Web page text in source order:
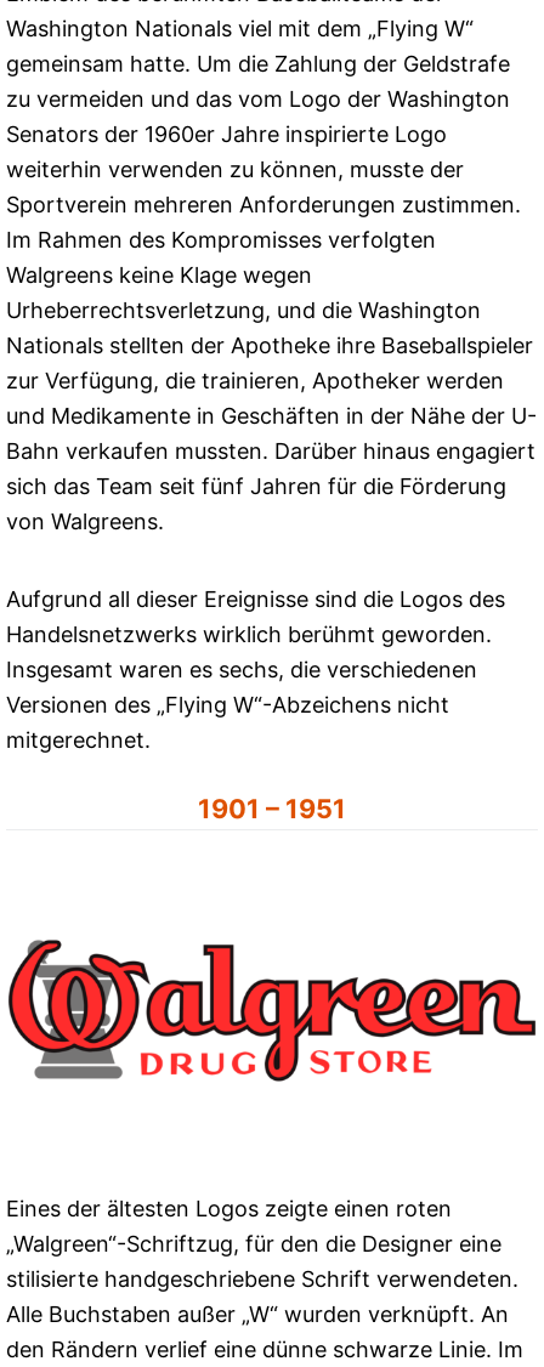
Washington Nationals viel mit dem „Flying W“
gemeinsam hatte. Um die Zahlung der Geldstrafe
zu vermeiden und das vom Logo der Washington
Senators der 1960er Jahre inspirierte Logo
weiterhin verwenden zu können, musste der
Sportverein mehreren Anforderungen zustimmen.
Im Rahmen des Kompromisses verfolgten
Walgreens keine Klage wegen
Urheberrechtsverletzung, und die Washington
Nationals stellten der Apotheke ihre Baseballspieler
zur Verfügung, die trainieren, Apotheker werden
und Medikamente in Geschäften in der Nähe der U-
Bahn verkaufen mussten. Darüber hinaus engagiert
sich das Team seit fünf Jahren für die Förderung
von Walgreens.
Aufgrund all dieser Ereignisse sind die Logos des
Handelsnetzwerks wirklich berühmt geworden.
Insgesamt waren es sechs, die verschiedenen
Versionen des „Flying W“-Abzeichens nicht
mitgerechnet.
1901 – 1951
Eines der ältesten Logos zeigte einen roten
„Walgreen“-Schriftzug, für den die Designer eine
stilisierte handgeschriebene Schrift verwendeten.
Alle Buchstaben außer „W“ wurden verknüpft. An
den Rändern verlief eine dünne schwarze Linie. Im